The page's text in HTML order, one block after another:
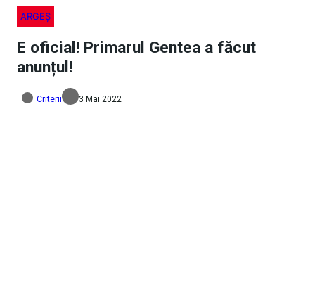
ARGEȘ
E oficial! Primarul Gentea a făcut
anunțul!
Criterii 3 Mai 2022